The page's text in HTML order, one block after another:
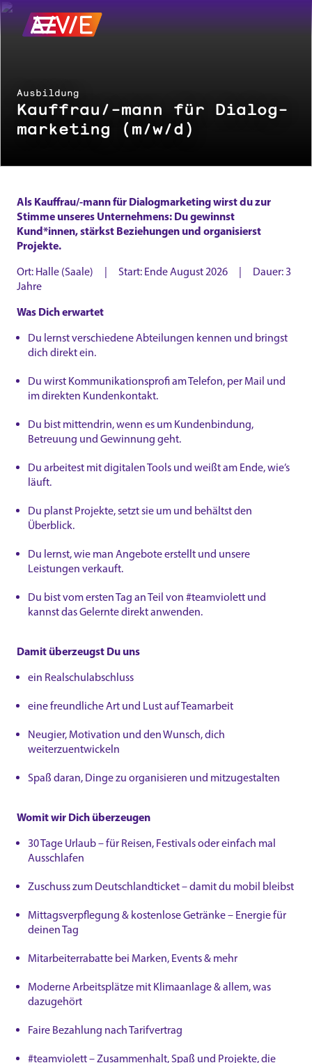
Ausbildung
Kauffrau/-mann für Dialog­
marketing (m/w/d)
Als Kauffrau/-mann für Dialogmarketing wirst du zur
Stimme unseres Unternehmens: Du gewinnst
Kund*innen, stärkst Beziehungen und organisierst
Projekte.
Ort: Halle (Saale) | Start: Ende August 2026 | Dauer: 3
Jahre
Was Dich erwartet
Du lernst verschiedene Abteilungen kennen und bringst
dich direkt ein.
Du wirst Kommunikationsprofi am Telefon, per Mail und
im direkten Kundenkontakt.
Du bist mittendrin, wenn es um Kundenbindung,
Betreuung und Gewinnung geht.
Du arbeitest mit digitalen Tools und weißt am Ende, wie’s
läuft.
Du planst Projekte, setzt sie um und behältst den
Überblick.
Du lernst, wie man Angebote erstellt und unsere
Leistungen verkauft.
Du bist vom ersten Tag an Teil von #teamviolett und
kannst das Gelernte direkt anwenden.
Damit überzeugst Du uns
ein Realschulabschluss
eine freundliche Art und Lust auf Teamarbeit
Neugier, Motivation und den Wunsch, dich
weiterzuentwickeln
Spaß daran, Dinge zu organisieren und mitzugestalten
Womit wir Dich überzeugen
30 Tage Urlaub – für Reisen, Festivals oder einfach mal
Ausschlafen
Zuschuss zum Deutschlandticket – damit du mobil bleibst
Mittagsverpflegung & kostenlose Getränke – Energie für
deinen Tag
Mitarbeiterrabatte bei Marken, Events & mehr
Moderne Arbeitsplätze mit Klimaanlage & allem, was
dazugehört
Faire Bezahlung nach Tarifvertrag
#teamviolett – Zusammenhalt, Spaß und Projekte, die